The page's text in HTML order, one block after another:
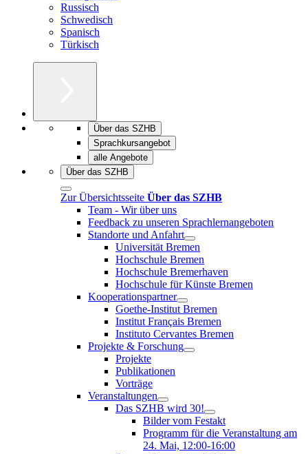
Russisch
Schwedisch
Spanisch
Türkisch
Über das SZHB
Sprachkursangebot
alle Angebote
Über das SZHB
Zur Übersichtsseite Über das SZHB
Team - Wir über uns
Feedback zu unseren Sprachlernangeboten
Standorte und Anfahrt
Universität Bremen
Hochschule Bremen
Hochschule Bremerhaven
Hochschule für Künste Bremen
Kooperationspartner
Goethe-Institut Bremen
Institut Français Bremen
Instituto Cervantes Bremen
Projekte & Forschung
Projekte
Publikationen
Vorträge
Veranstaltungen
Das SZHB wird 30!
Bilder vom Festakt
Programm für die Veranstaltung am
24. Mai, 12:00-16:00